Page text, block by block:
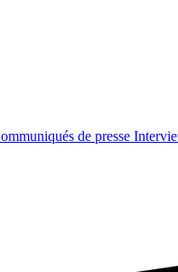
de presse